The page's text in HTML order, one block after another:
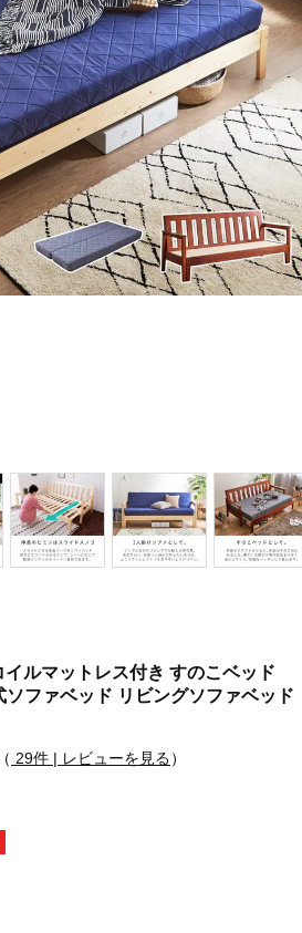
ルマットレス付き すのこベッド
ソファベッド リビングソファベッド
29件 | レビューを見る）